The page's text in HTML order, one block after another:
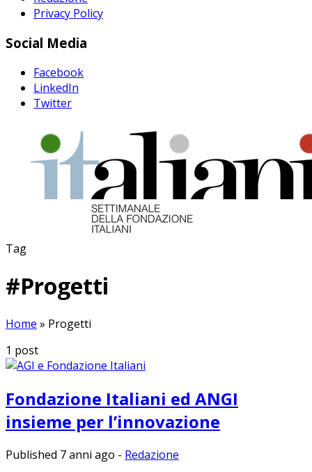
Privacy Policy
Social Media
Facebook
LinkedIn
Twitter
Tag
#Progetti
Home » Progetti
1 post
Fondazione Italiani ed ANGI
insieme per l’innovazione
Published 7 anni ago - Redazione